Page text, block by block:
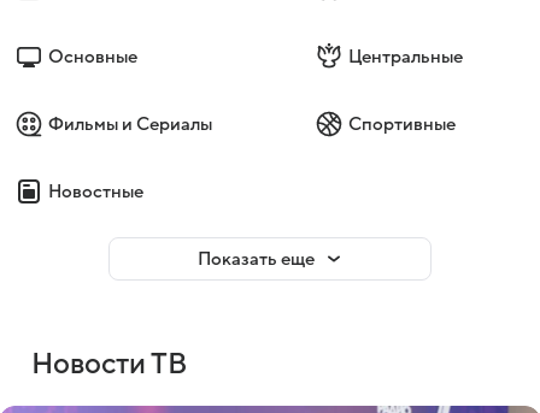
Основные Центральные
Фильмы и Сериалы Спортивные
Новостные
Показать еще
Новости ТВ